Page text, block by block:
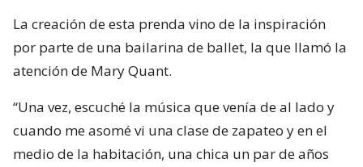
La creación de esta prenda vino de la inspiración
por parte de una bailarina de ballet, la que llamó la
atención de Mary Quant.
“Una vez, escuché la música que venía de al lado y
cuando me asomé vi una clase de zapateo y en el
medio de la habitación, una chica un par de años